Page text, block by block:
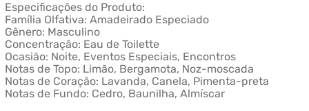
Especificações do Produto:
Família Olfativa: Amadeirado Especiado
Gênero: Masculino
Concentração: Eau de Toilette
Ocasião: Noite, Eventos Especiais, Encontros
Notas de Topo: Limão, Bergamota, Noz-moscada
Notas de Coração: Lavanda, Canela, Pimenta-preta
Notas de Fundo: Cedro, Baunilha, Almíscar